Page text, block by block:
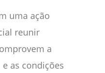
uma ação
reunir
a
as condições